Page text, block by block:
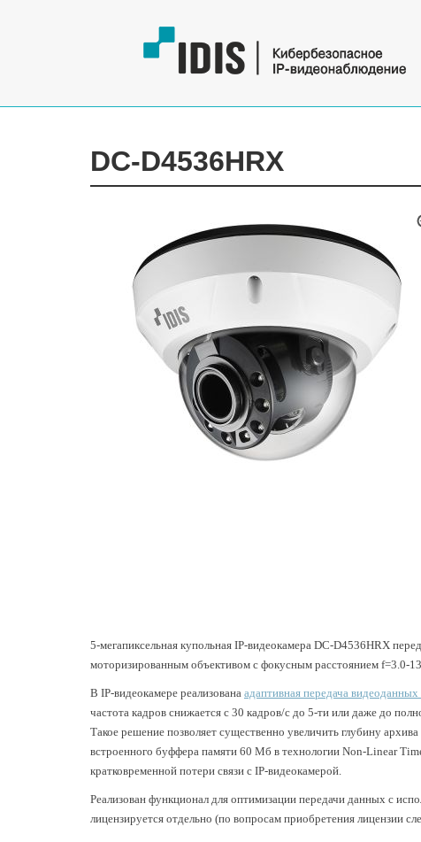
DC-D4536HRX
5-мегапиксельная купольная IP-видеокамера DC-D4536HRX
моторизированным объективом с фокусным расстоянием f=3.0-
В IP-видеокамере реализована адаптивная передача
частота кадров снижается с 30 кадров/с до 5-ти или даже до
Такое решение позволяет существенно увеличить глубину
встроенного буффера памяти 60 Мб в технологии Non-Linear
кратковременной потери связи с IP-видеокамерой.
Реализован функционал для оптимизации передачи данных с
лицензируется отдельно (по вопросам приобретения лицензии